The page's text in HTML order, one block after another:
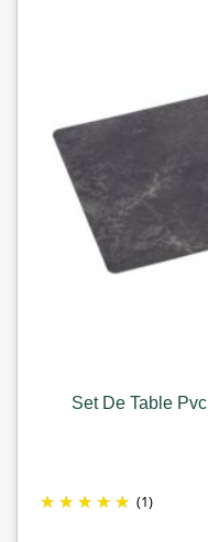
Set De Table
(1)